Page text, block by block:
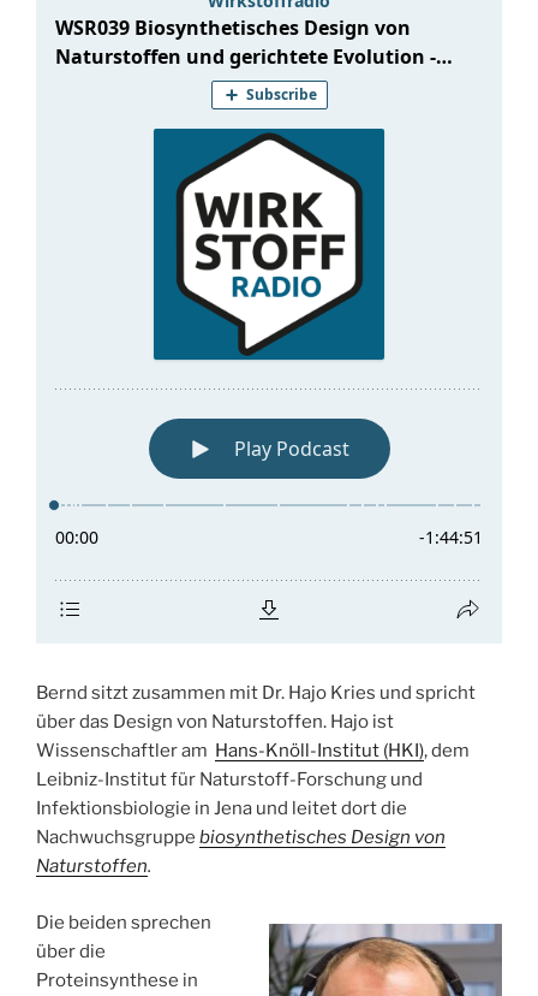
Bernd sitzt zusammen mit Dr. Hajo Kries und spricht
über das Design von Naturstoffen. Hajo ist
Wissenschaftler am Hans-Knöll-Institut (HKI), dem
Leibniz-Institut für Naturstoff-Forschung und
Infektionsbiologie in Jena und leitet dort die
Nachwuchsgruppe biosynthetisches Design von
Naturstoffen.
Die beiden sprechen
über die
Proteinsynthese in